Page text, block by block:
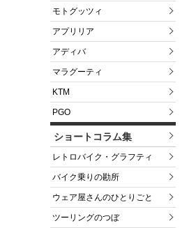
モトグッツィ
アプリリア
アディバ
マラグーティ
KTM
PGO
ショートコラム集
レトロバイク・グラフティ
バイク乗りの勘所
ウェア屋さんのひとりごと
ツーリングのつぼ